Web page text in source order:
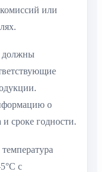
или
о
и сроке годности.
с